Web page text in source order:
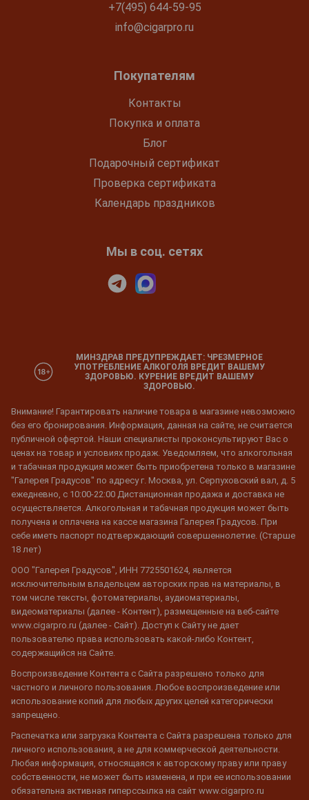
+7(495) 644-59-95
info@cigarpro.ru
Покупателям
Контакты
Покупка и оплата
Блог
Подарочный сертификат
Проверка сертификата
Календарь праздников
Мы в соц. сетях
МИНЗДРАВ ПРЕДУПРЕЖДАЕТ: ЧРЕЗМЕРНОЕ
УПОТРЕБЛЕНИЕ АЛКОГОЛЯ ВРЕДИТ ВАШЕМУ
ЗДОРОВЬЮ. КУРЕНИЕ ВРЕДИТ ВАШЕМУ
ЗДОРОВЬЮ.
Внимание! Гарантировать наличие товара в магазине невозможно
без его бронирования. Информация, данная на сайте, не считается
публичной офертой. Наши специалисты проконсультируют Вас о
ценах на товар и условиях продаж. Уведомляем, что алкогольная
и табачная продукция может быть приобретена только в магазине
"Галерея Градусов" по адресу г. Москва, ул. Серпуховский вал, д. 5
ежедневно, с 10:00-22:00 Дистанционная продажа и доставка не
осуществляется. Алкогольная и табачная продукция может быть
получена и оплачена на кассе магазина Галерея Градусов. При
себе иметь паспорт подтверждающий совершеннолетие. (Старше
18 лет)
ООО "Галерея Градусов", ИНН 7725501624, является
исключительным владельцем авторских прав на материалы, в
том числе тексты, фотоматериалы, аудиоматериалы,
видеоматериалы (далее - Контент), размещенные на веб-сайте
www.cigarpro.ru (далее - Сайт). Доступ к Сайту не дает
пользователю права использовать какой-либо Контент,
содержащийся на Сайте.
Воспроизведение Контента с Сайта разрешено только для
частного и личного пользования. Любое воспроизведение или
использование копий для любых других целей категорически
запрещено.
Распечатка или загрузка Контента с Сайта разрешена только для
личного использования, а не для коммерческой деятельности.
Любая информация, относящаяся к авторскому праву или праву
собственности, не может быть изменена, и при ее использовании
обязательна активная гиперссылка на сайт www.cigarpro.ru